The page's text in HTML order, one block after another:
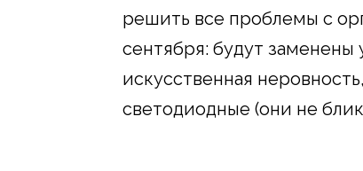
решить все проблемы с
сентября: будут
искусственная
светодиодные (они не